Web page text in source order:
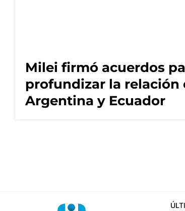
Milei firmó acuerdos
profundizar la relación
Argentina y Ecuador